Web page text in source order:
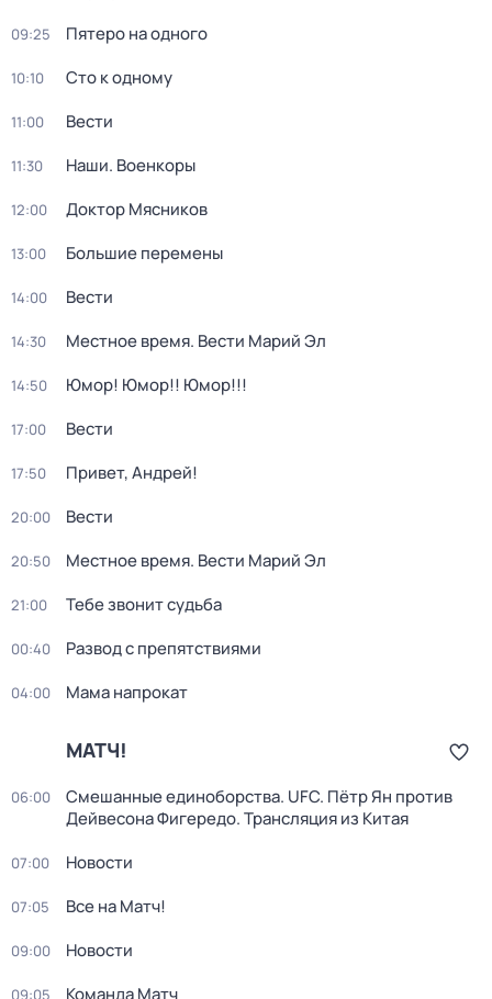
09:25 Пятеро на одного
10:10 Сто к одному
11:00 Вести
11:30 Наши. Военкоры
12:00 Доктор Мясников
13:00 Большие перемены
14:00 Вести
14:30 Местное время. Вести Марий Эл
14:50 Юмор! Юмор!! Юмор!!!
17:00 Вести
17:50 Привет, Андрей!
20:00 Вести
20:50 Местное время. Вести Марий Эл
21:00 Тебе звонит судьба
00:40 Развод с препятствиями
04:00 Мама напрокат
МАТЧ!
06:00
Смешанные единоборства. UFC. Пётр Ян против
Дейвесона Фигередо. Трансляция из Китая
07:00 Новости
07:05 Все на Матч!
09:00 Новости
09:05 Команда Матч